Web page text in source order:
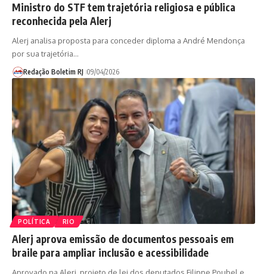
Ministro do STF tem trajetória religiosa e pública
reconhecida pela Alerj
Alerj analisa proposta para conceder diploma a André Mendonça
por sua trajetória…
Redação Boletim RJ 09/04/2026
POLÍTICA RIO
Alerj aprova emissão de documentos pessoais em
braile para ampliar inclusão e acessibilidade